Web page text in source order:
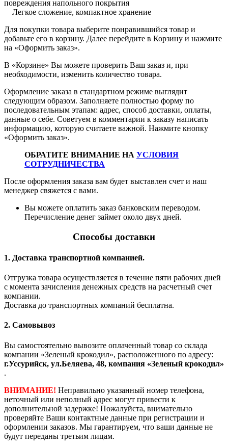
повреждения напольного покрытия
Легкое сложение, компактное хранение
Для покупки товара выберите понравившийся товар и
добавьте его в корзину. Далее перейдите в Корзину и нажмите
на «Оформить заказ».
В «Корзине» Вы можете проверить Ваш заказ и, при
необходимости, изменить количество товара.
Оформление заказа в стандартном режиме выглядит
следующим образом. Заполняете полностью форму по
последовательным этапам: адрес, способ доставки, оплаты,
данные о себе. Советуем в комментарии к заказу написать
информацию, которую считаете важной. Нажмите кнопку
«Оформить заказ».
ОБРАТИТЕ ВНИМАНИЕ НА УСЛОВИЯ
СОТРУДНИЧЕСТВА
После оформления заказа вам будет выставлен счет и наш
менеджер свяжется с вами.
Вы можете оплатить заказ банковским переводом.
Перечисление денег займет около двух дней.
Способы доставки
1. Доставка транспортной компанией.
Отгрузка товара осуществляется в течение пяти рабочих дней
с момента зачисления денежных средств на расчетный счет
компании.
Доставка до транспортных компаний бесплатна.
2. Самовывоз
Вы самостоятельно вывозите оплаченный товар со склада
компании «Зеленый крокодил», расположенного по адресу:
г.Уссурийск, ул.Беляева, 48, компания «Зеленый крокодил»
.
ВНИМАНИЕ! Неправильно указанный номер телефона,
неточный или неполный адрес могут привести к
дополнительной задержке! Пожалуйста, внимательно
проверяйте Ваши контактные данные при регистрации и
оформлении заказов. Мы гарантируем, что ваши данные не
будут переданы третьим лицам.